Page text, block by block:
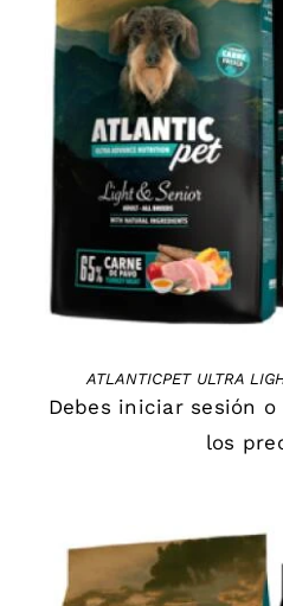
ATLANTICPET ULTRA
Debes iniciar sesión o
los